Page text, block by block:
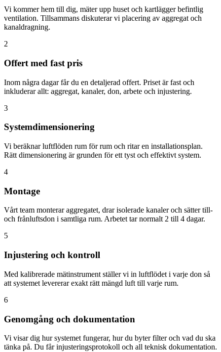
Vi kommer hem till dig, mäter upp huset och kartlägger befintlig
ventilation. Tillsammans diskuterar vi placering av aggregat och
kanaldragning.
2
Offert med fast pris
Inom några dagar får du en detaljerad offert. Priset är fast och
inkluderar allt: aggregat, kanaler, don, arbete och injustering.
3
Systemdimensionering
Vi beräknar luftflöden rum för rum och ritar en installationsplan.
Rätt dimensionering är grunden för ett tyst och effektivt system.
4
Montage
Vårt team monterar aggregatet, drar isolerade kanaler och sätter till-
och frånluftsdon i samtliga rum. Arbetet tar normalt 2 till 4 dagar.
5
Injustering och kontroll
Med kalibrerade mätinstrument ställer vi in luftflödet i varje don så
att systemet levererar exakt rätt mängd luft till varje rum.
6
Genomgång och dokumentation
Vi visar dig hur systemet fungerar, hur du byter filter och vad du ska
tänka på. Du får injusteringsprotokoll och all teknisk dokumentation.